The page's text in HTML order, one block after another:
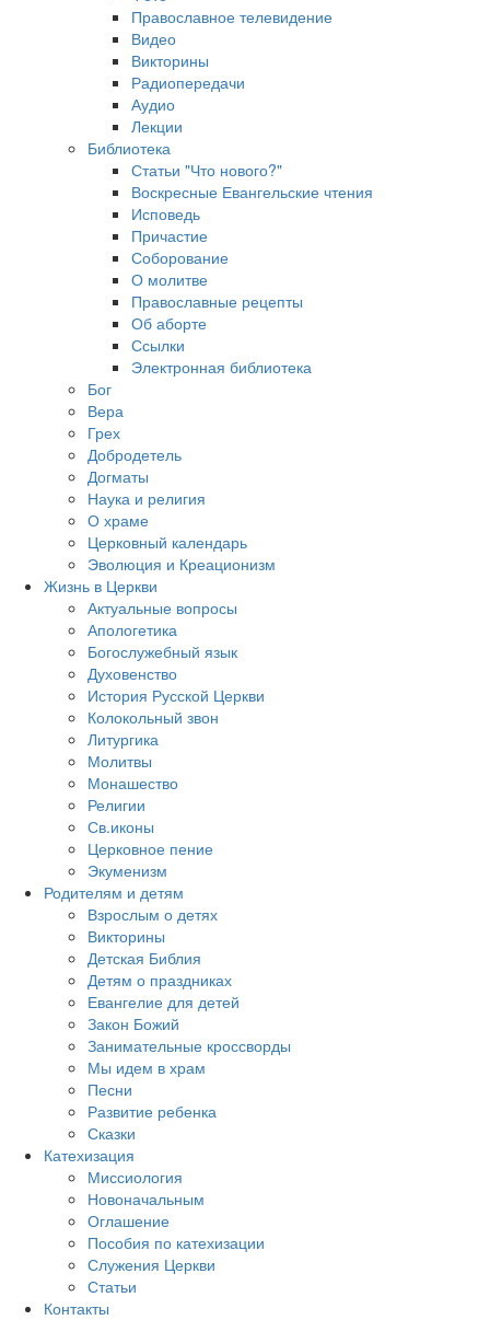
Православное телевидение
Видео
Викторины
Радиопередачи
Аудио
Лекции
Библиотека
Статьи "Что нового?"
Воскресные Евангельские чтения
Исповедь
Причастие
Соборование
О молитве
Православные рецепты
Об аборте
Ссылки
Электронная библиотека
Бог
Вера
Грех
Добродетель
Догматы
Наука и религия
О храме
Церковный календарь
Эволюция и Креационизм
Жизнь в Церкви
Актуальные вопросы
Апологетика
Богослужебный язык
Духовенство
История Русской Церкви
Колокольный звон
Литургика
Молитвы
Монашество
Религии
Св.иконы
Церковное пение
Экуменизм
Родителям и детям
Взрослым о детях
Викторины
Детская Библия
Детям о праздниках
Евангелие для детей
Закон Божий
Занимательные кроссворды
Мы идем в храм
Песни
Развитие ребенка
Сказки
Катехизация
Миссиология
Новоначальным
Оглашение
Пособия по катехизации
Служения Церкви
Статьи
Контакты